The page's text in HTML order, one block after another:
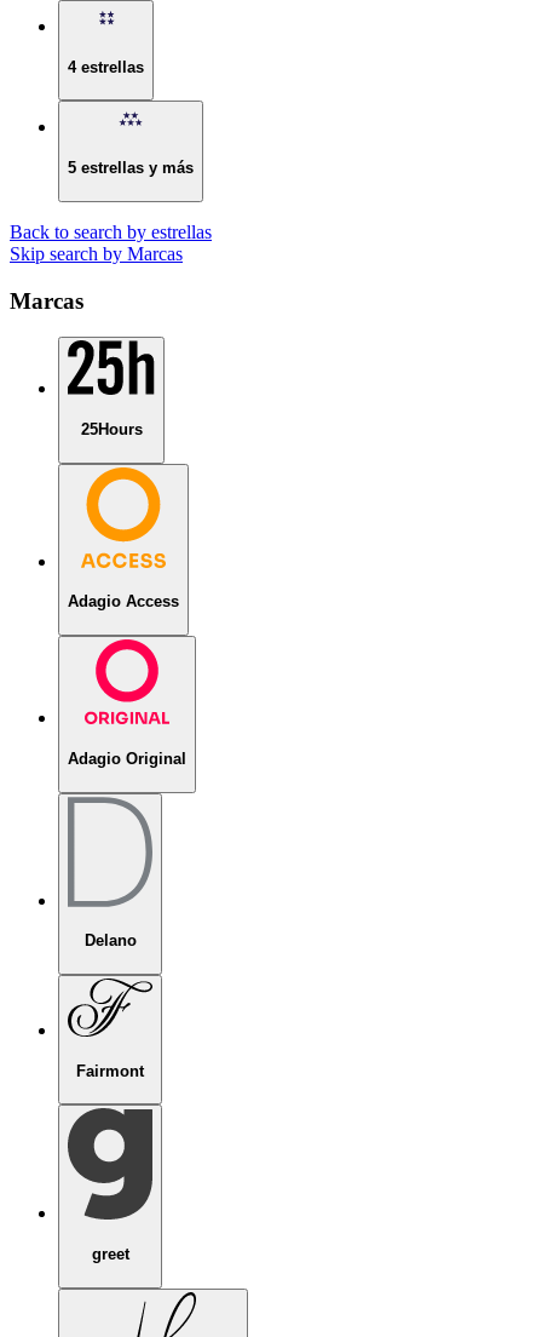
4 estrellas
5 estrellas y más
Back to search by estrellas
Skip search by Marcas
Marcas
25Hours
Adagio Access
Adagio Original
Delano
Fairmont
greet